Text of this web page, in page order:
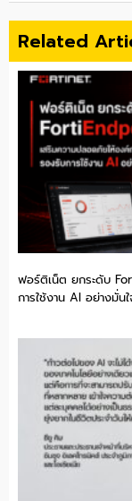
Related
ฟอร์ติเน็ต ยกระดับ
การใช้งาน AI อย่างมั่นใ